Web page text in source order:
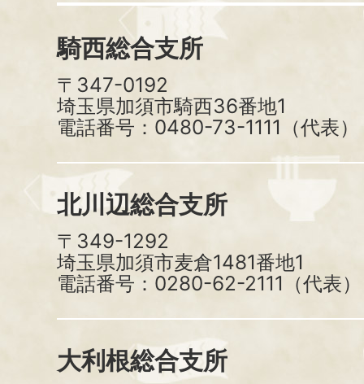
騎西総合支所
〒347-0192
埼玉県加須市騎西36番地1
電話番号：0480-73-1111（代表）
北川辺総合支所
〒349-1292
埼玉県加須市麦倉1481番地1
電話番号：0280-62-2111（代表）
大利根総合支所